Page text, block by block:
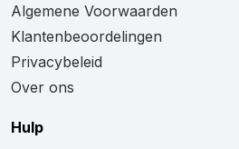
Algemene Voorwaarden
Klantenbeoordelingen
Privacybeleid
Over ons
Hulp